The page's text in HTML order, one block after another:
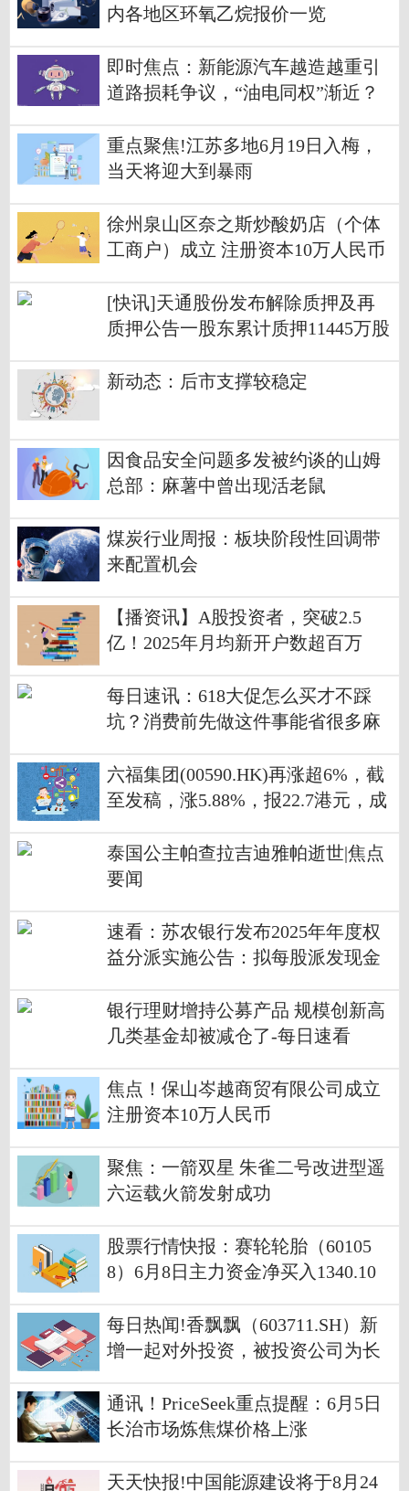
内各地区环氧乙烷报价一览
即时焦点：新能源汽车越造越重引
道路损耗争议，“油电同权”渐近？
重点聚焦!江苏多地6月19日入梅，
当天将迎大到暴雨
徐州泉山区奈之斯炒酸奶店（个体
工商户）成立 注册资本10万人民币
[快讯]天通股份发布解除质押及再
质押公告一股东累计质押11445万股
新动态：后市支撑较稳定
因食品安全问题多发被约谈的山姆
总部：麻薯中曾出现活老鼠
煤炭行业周报：板块阶段性回调带
来配置机会
【播资讯】A股投资者，突破2.5
亿！2025年月均新开户数超百万
每日速讯：618大促怎么买才不踩
坑？消费前先做这件事能省很多麻
六福集团(00590.HK)再涨超6%，截
至发稿，涨5.88%，报22.7港元，成
泰国公主帕查拉吉迪雅帕逝世|焦点
要闻
速看：苏农银行发布2025年年度权
益分派实施公告：拟每股派发现金
银行理财增持公募产品 规模创新高
几类基金却被减仓了-每日速看
焦点！保山岑越商贸有限公司成立
注册资本10万人民币
聚焦：一箭双星 朱雀二号改进型遥
六运载火箭发射成功
股票行情快报：赛轮轮胎（60105
8）6月8日主力资金净买入1340.10
每日热闻!香飘飘（603711.SH）新
增一起对外投资，被投资公司为长
伙）
通讯！PriceSeek重点提醒：6月5日
长治市场炼焦煤价格上涨
天天快报!中国能源建设将于8月24